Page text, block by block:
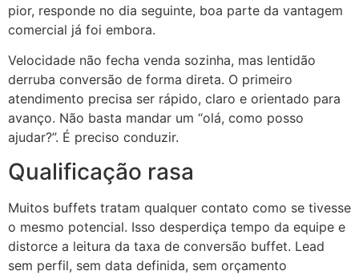
pior, responde no dia seguinte, boa parte da vantagem
comercial já foi embora.
Velocidade não fecha venda sozinha, mas lentidão
derruba conversão de forma direta. O primeiro
atendimento precisa ser rápido, claro e orientado para
avanço. Não basta mandar um “olá, como posso
ajudar?”. É preciso conduzir.
Qualificação rasa
Muitos buffets tratam qualquer contato como se tivesse
o mesmo potencial. Isso desperdiça tempo da equipe e
distorce a leitura da taxa de conversão buffet. Lead
sem perfil, sem data definida, sem orçamento